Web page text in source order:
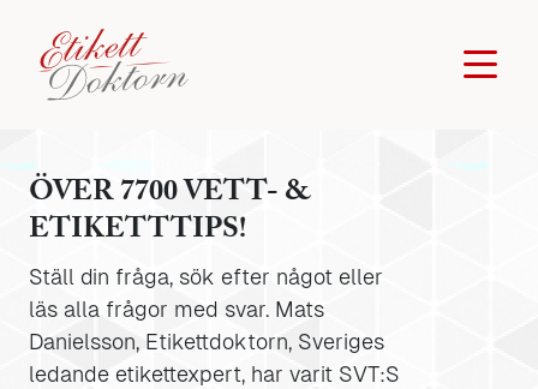
ÖVER 7700 VETT- &
ETIKETTTIPS!
Ställ din fråga, sök efter något eller
läs alla frågor med svar. Mats
Danielsson, Etikettdoktorn, Sveriges
ledande etikettexpert, har varit SVT:S